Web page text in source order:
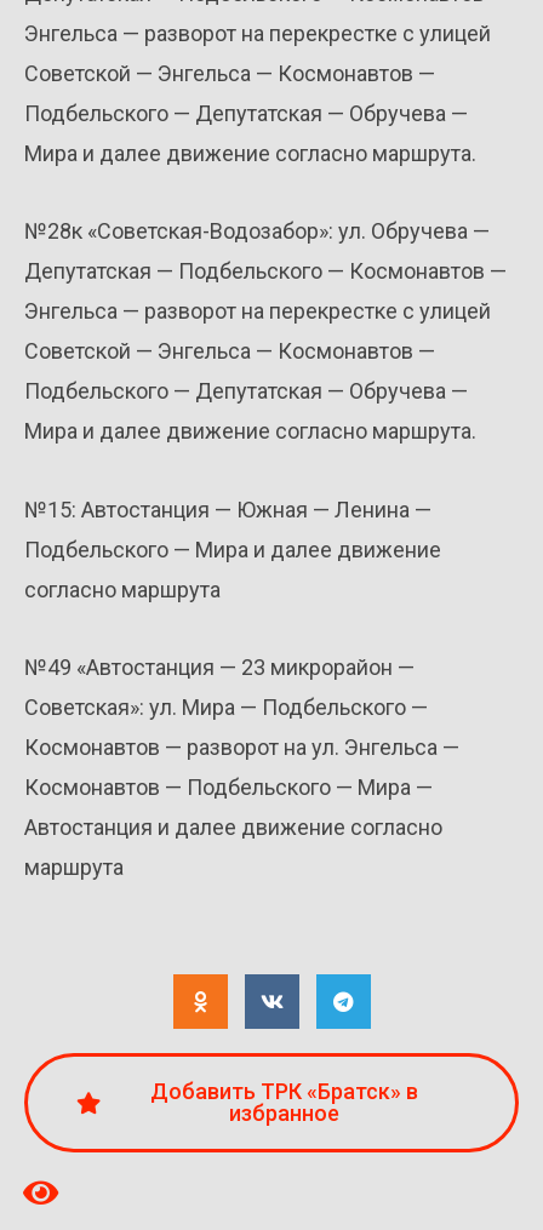
Энгельса — разворот на перекрестке с улицей
Советской — Энгельса — Космонавтов —
Подбельского — Депутатская — Обручева —
Мира и далее движение согласно маршрута.
№28к «Советская-Водозабор»: ул. Обручева —
Депутатская — Подбельского — Космонавтов —
Энгельса — разворот на перекрестке с улицей
Советской — Энгельса — Космонавтов —
Подбельского — Депутатская — Обручева —
Мира и далее движение согласно маршрута.
№15: Автостанция — Южная — Ленина —
Подбельского — Мира и далее движение
согласно маршрута
№49 «Автостанция — 23 микрорайон —
Советская»: ул. Мира — Подбельского —
Космонавтов — разворот на ул. Энгельса —
Космонавтов — Подбельского — Мира —
Автостанция и далее движение согласно
маршрута
Добавить ТРК «Братск» в
избранное